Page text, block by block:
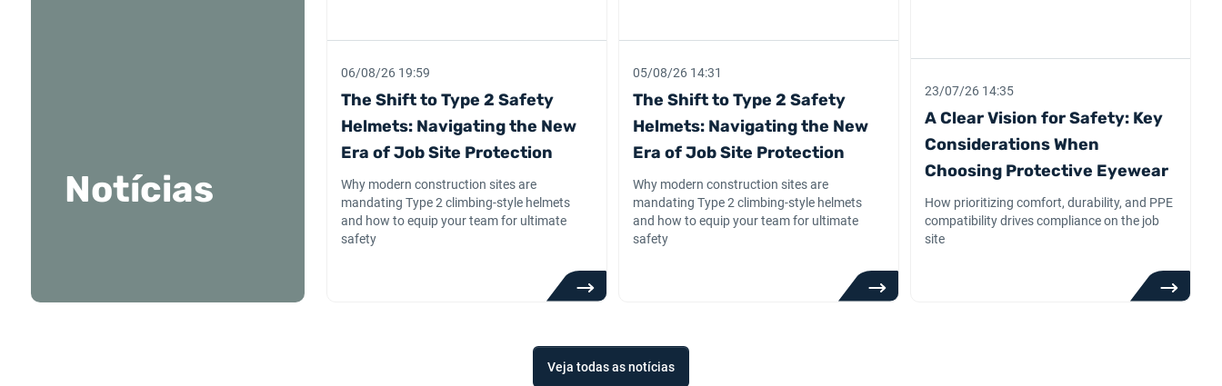
Notícias
06/08/26 19:59
The Shift to Type 2 Safety
Helmets: Navigating the New
Era of Job Site Protection
Why modern construction sites are
mandating Type 2 climbing-style helmets
and how to equip your team for ultimate
safety
05/08/26 14:31
The Shift to Type 2 Safety
Helmets: Navigating the New
Era of Job Site Protection
Why modern construction sites are
mandating Type 2 climbing-style helmets
and how to equip your team for ultimate
safety
23/07/26 14:35
A Clear Vision for Safety: Key
Considerations When
Choosing Protective Eyewear
How prioritizing comfort, durability, and PPE
compatibility drives compliance on the job
site
Veja todas as notícias